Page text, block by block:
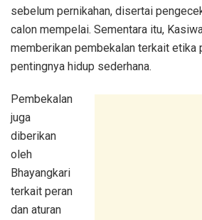
sebelum pernikahan, disertai
calon mempelai. Sementara itu,
memberikan pembekalan terkait
pentingnya hidup sederhana.
Pembekalan
juga
diberikan
oleh
Bhayangkari
terkait peran
dan aturan